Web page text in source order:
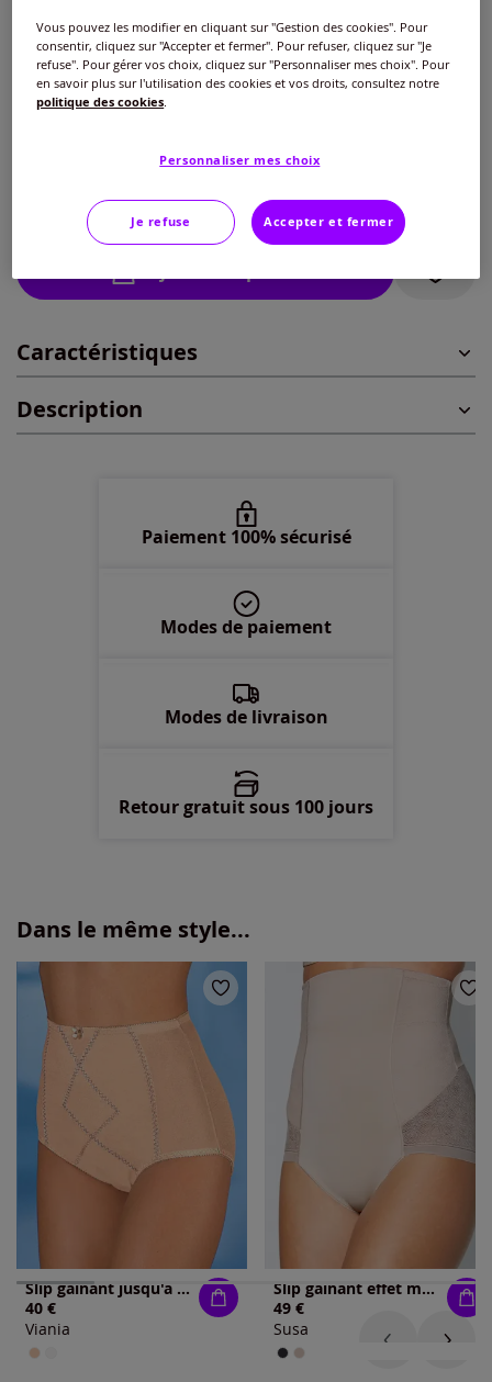
Taille :
Veuillez sélectionner une taille
En stock
En stock
90 -En stock
95 -En stock
En stock
Disponible dans 3 semaines
Caractéristiques
Description
Paiement 100% sécurisé
Modes de paiement
Modes de livraison
Retour gratuit sous 100 jours
Dans le même style...
Slip gainant jusqu'à la t. 115
40 €
Viania
Slip gainant effet moulant
49 €
Susa
Vous pouvez les modifier en cliquant sur "Gestion des cookies". Pour
consentir, cliquez sur "Accepter et fermer". Pour refuser, cliquez sur "Je
refuse". Pour gérer vos choix, cliquez sur "Personnaliser mes choix". Pour
en savoir plus sur l'utilisation des cookies et vos droits, consultez notre
politique des cookies.
Personnaliser mes choix
Je refuse Accepter et fermer